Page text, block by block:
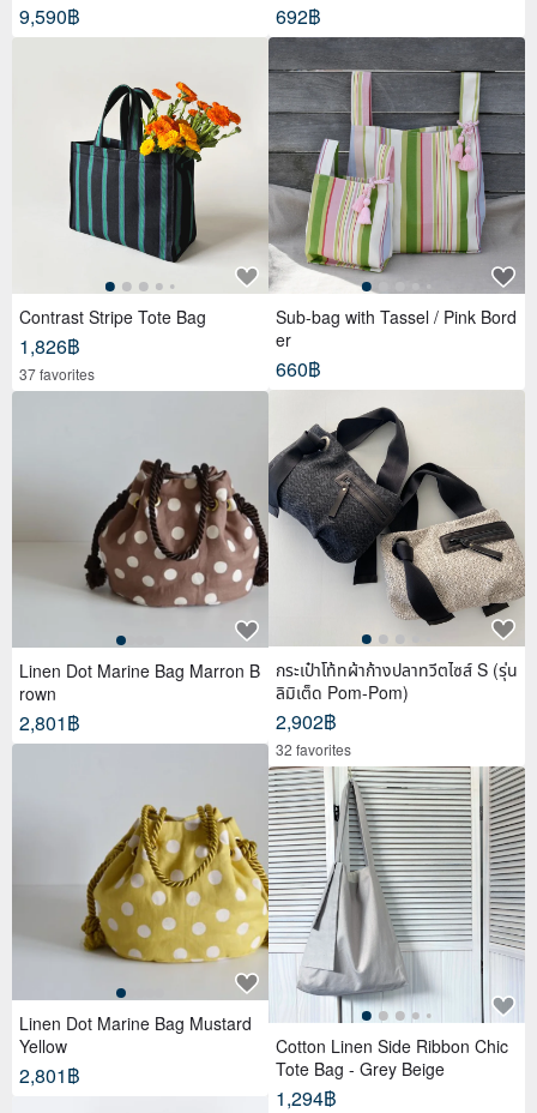
9,590฿
Contrast Stripe Tote Bag
1,826฿
37 favorites
Linen Dot Marine Bag Marron B
rown
2,801฿
Linen Dot Marine Bag Mustard
Yellow
2,801฿
692฿
Sub-bag with Tassel / Pink Bord
er
660฿
กระเป๋าโท้ทผ้าก้างปลาทวีตไซส์ S (รุ่น
ลิมิเต็ด Pom-Pom)
2,902฿
32 favorites
Cotton Linen Side Ribbon Chic
Tote Bag - Grey Beige
1,294฿